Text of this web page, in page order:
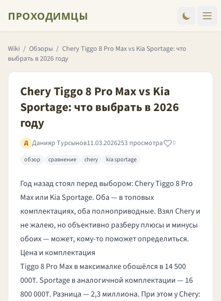
ПРОХОДИМЦЫ
Wiki / Обзоры / Chery Tiggo 8 Pro Max vs Kia Sportage: что
выбрать в 2026 году
Chery Tiggo 8 Pro Max vs Kia
Sportage: что выбрать в 2026
году
Д Данияр Турсынов11.03.2026253 просмотра
0
обзор
сравнение chery kia sportage
Год назад стоял перед выбором: Chery Tiggo 8 Pro
Max или Kia Sportage. Оба — в топовых
комплектациях, оба полноприводные. Взял Chery и
не жалею, но объективно разберу плюсы и минусы
обоих — может, кому-то поможет определиться.
Цена и комплектация
Tiggo 8 Pro Max в максималке обошёлся в 14 500
000₸. Sportage в аналогичной комплектации — 16
800 000₸. Разница — 2,3 миллиона. При этом у Chery: